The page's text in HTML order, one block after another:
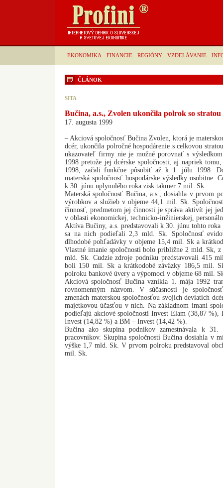
EKONOMIKA FINANCIE REGIÓNY VZDELÁVANIE
ČLÁNOK
SITA
Bučina, a.s., Zvolen ukončila polrok so stratou
17. augusta 1999
– Akciová spoločnosť Bučina Zvolen, ktorá je
dcér, ukončila polročné hospodárenie s celkovou
ukazovateľ firmy nie je možné porovnať s
1998 pretože jej dcérske spoločnosti, aj napriek
1998, začali funkčne pôsobiť až k 1. júlu 1998.
materská spoločnosť hospodárske výsledky osobitne.
k 30. júnu uplynulého roka zisk takmer 7 mil. Sk.
Materská spoločnosť Bučina, a.s., dosiahla v prvom
výrobkov a služieb v objeme 44,1 mil. Sk.
činnosť, predmetom jej činnosti je správa aktivít jej
v oblasti ekonomickej, technicko-inžinierskej,
Aktíva Bučiny, a.s. predstavovali k 30. júnu tohto
sa na nich podieľali 2,3 mld. Sk. Spoločnosť
dlhodobé pohľadávky v objeme 15,4 mil. Sk a
Vlastné imanie spoločnosti bolo približne 2 mld. Sk,
mld. Sk. Cudzie zdroje podniku predstavovali 415
boli 150 mil. Sk a krátkodobé záväzky 186,5 mil.
polroku bankové úvery a výpomoci v objeme 68 mil.
Akciová spoločnosť Bučina vznikla 1. mája 1992
rovnomenným názvom. V súčasnosti je
zmenách materskou spoločnosťou svojich deviatich
majetkovou účasťou v nich. Na základnom imaní
podieľajú akciové spoločnosti Invest Elam (38,87
Invest (14,82 %) a BM – Invest (14,42 %).
Bučina ako skupina podnikov zamestnávala k 31.
pracovníkov. Skupina spoločností Bučina dosiahla v
výške 1,7 mld. Sk. V prvom polroku predstavoval
mil. Sk.